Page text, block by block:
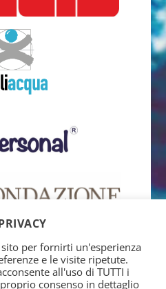
per fornirti un'esperienza
e le visite ripetute.
all'uso di TUTTI i
consenso in dettaglio